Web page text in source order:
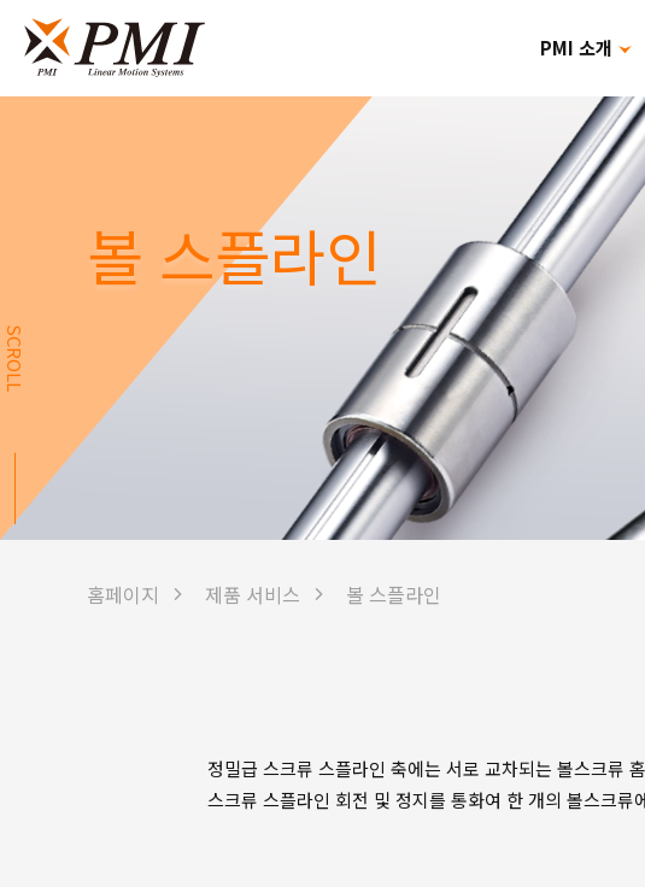
PMI 소개
볼 스플라인
SCROLL
홈페이지 제품 서비스 볼 스플라인
설계원
정밀급 스크류 스플라인 축에는 서로 교차되는 볼스크류
스크류 스플라인 회전 및 정지를 통화여 한 개의 볼스크